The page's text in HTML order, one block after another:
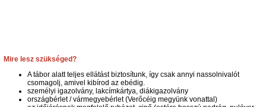
Mire lesz szükséged?
A tábor alatt teljes ellátást biztosítunk, így csak annyi nassolnivalót
csomagolj, amivel kibírod az ebédig.
személyi igazolvány, lakcímkártya, diákigazolvány
országbérlet / vármegyebérlet (Verőcéig megyünk vonattal)